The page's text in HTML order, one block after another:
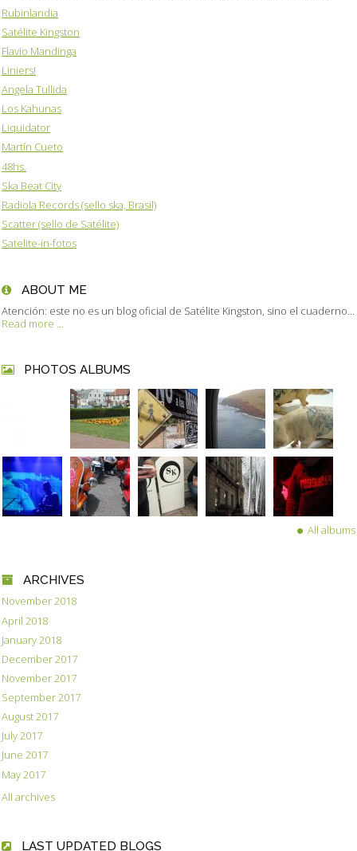
Rubinlandia
Satélite Kingston
Flavio Mandinga
Liniers!
Angela Tullida
Los Kahunas
Liquidator
Martín Cueto
48hs.
Ska Beat City
Radiola Records (sello ska, Brasil)
Scatter (sello de Satélite)
Satelite-in-fotos
ABOUT ME
Atención: este no es un blog oficial de Satélite Kingston, sino el cuaderno...
Read more ...
PHOTOS ALBUMS
All albums
ARCHIVES
November 2018
April 2018
January 2018
December 2017
November 2017
September 2017
August 2017
July 2017
June 2017
May 2017
All archives
LAST UPDATED BLOGS